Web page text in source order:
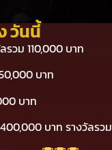
วันนี้
วม 110,000 บาท
บาท
บาท
บาท รางวัลรวม